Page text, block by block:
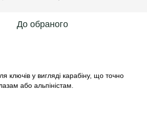
До обраного
ключів у вигляді карабіну, що точно
або альпіністам.